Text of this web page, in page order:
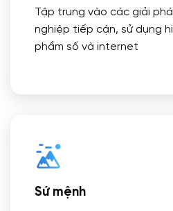
Tập trung vào các giải
nghiệp tiếp cận, sử dụng
phẩm số và internet
Sứ mệnh